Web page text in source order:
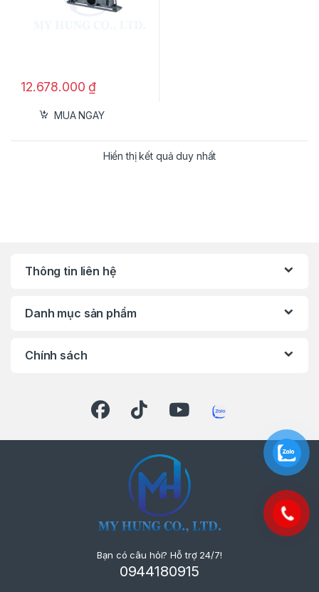
12.678.000 ₫
MUA NGAY
Hiển thị kết quả duy nhất
Thông tin liên hệ
Danh mục sản phẩm
Chính sách
Bạn có câu hỏi? Hỗ trợ 24/7!
0944180915